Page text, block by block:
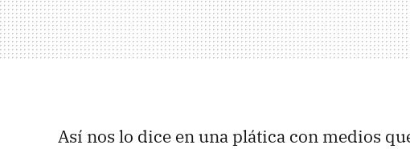
Así nos lo dice en una plática con medios